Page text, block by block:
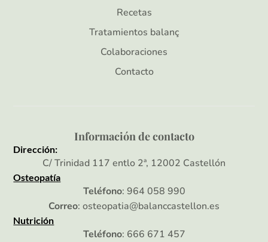
Recetas
Tratamientos balanç
Colaboraciones
Contacto
Información de contacto
Dirección:
C/ Trinidad 117 entlo 2ª, 12002 Castellón
Osteopatía
Teléfono: 964 058 990
Correo: osteopatia@balanccastellon.es
Nutrición
Teléfono: 666 671 457